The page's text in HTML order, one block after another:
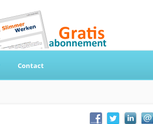
Contact